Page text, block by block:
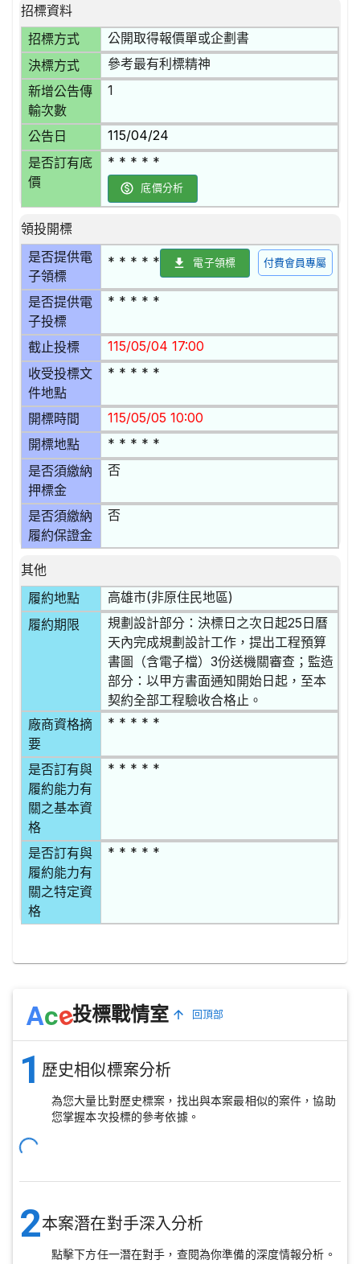
招標資料
招標方式
公開取得報價單或企劃書
決標方式 參考最有利標精神
新增公告傳
輸次數
1
公告日 115/04/24
是否訂有底
價
* * * * *
底價分析
領投開標
是否提供電
子領標
* * * * * 電子領標 付費會員專屬
是否提供電
子投標
* * * * *
截止投標 115/05/04 17:00
收受投標文
件地點
* * * * *
開標時間 115/05/05 10:00
開標地點 * * * * *
是否須繳納
押標金
否
是否須繳納
履約保證金
否
其他
履約地點
高雄市(非原住民地區)
履約期限
規劃設計部分：決標日之次日起25日曆
天內完成規劃設計工作，提出工程預算
書圖（含電子檔）3份送機關審查；監造
部分：以甲方書面通知開始日起，至本
契約全部工程驗收合格止。
廠商資格摘
要
* * * * *
是否訂有與
履約能力有
關之基本資
格
* * * * *
是否訂有與
履約能力有
關之特定資
格
* * * * *
Ace投標戰情室 回頂部
1 歷史相似標案分析
為您大量比對歷史標案，找出與本案最相似的案件，協助
您掌握本次投標的參考依據。
2本案潛在對手深入分析
點擊下方任一潛在對手，查閱為你準備的深度情報分析。